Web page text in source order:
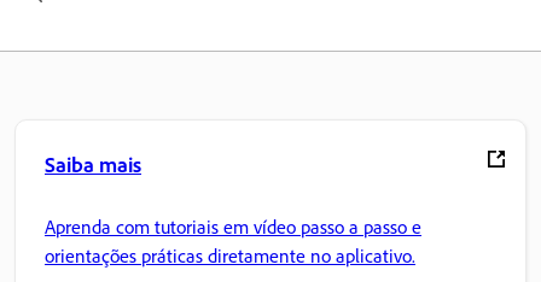
Saiba mais
Aprenda com tutoriais em vídeo passo a passo e
orientações práticas diretamente no aplicativo.